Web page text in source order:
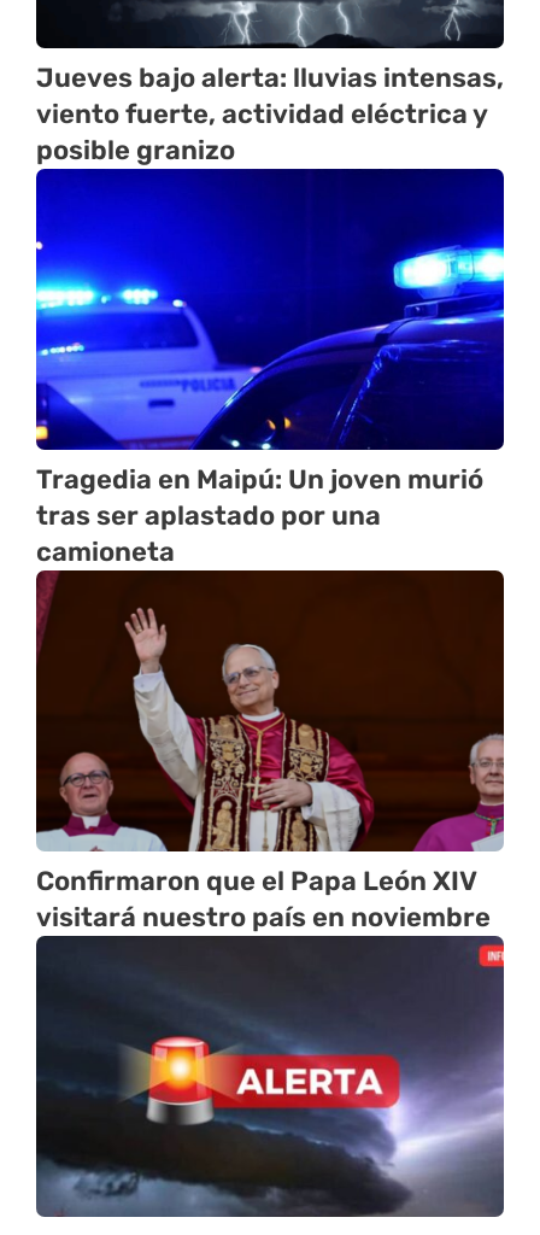
Jueves bajo alerta: lluvias intensas,
viento fuerte, actividad eléctrica y
posible granizo
Tragedia en Maipú: Un joven murió
tras ser aplastado por una
camioneta
Confirmaron que el Papa León XIV
visitará nuestro país en noviembre